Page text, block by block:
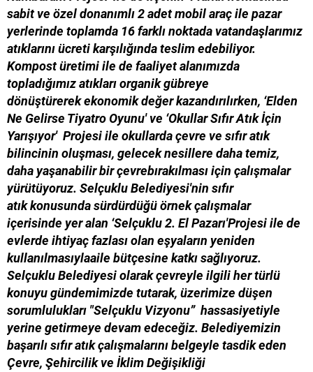
sabit ve özel donanımlı 2 adet mobil araç ile pazar
yerlerinde toplamda 16 farklı noktada vatandaşlarımız
atıklarını ücreti karşılığında teslim edebiliyor.
Kompost üretimi ile de faaliyet alanımızda
topladığımız atıkları organik gübreye
dönüştürerek ekonomik değer kazandırılırken, ‘Elden
Ne Gelirse Tiyatro Oyunu' ve ‘Okullar Sıfır Atık İçin
Yarışıyor' Projesi ile okullarda çevre ve sıfır atık
bilincinin oluşması, gelecek nesillere daha temiz,
daha yaşanabilir bir çevrebırakılması için çalışmalar
yürütüyoruz. Selçuklu Belediyesi'nin sıfır
atık konusunda sürdürdüğü örnek çalışmalar
içerisinde yer alan ‘Selçuklu 2. El Pazarı'Projesi ile de
evlerde ihtiyaç fazlası olan eşyaların yeniden
kullanılmasıylaaile bütçesine katkı sağlıyoruz.
Selçuklu Belediyesi olarak çevreyle ilgili her türlü
konuyu gündemimizde tutarak, üzerimize düşen
sorumlulukları "Selçuklu Vizyonu” hassasiyetiyle
yerine getirmeye devam edeceğiz. Belediyemizin
başarılı sıfır atık çalışmalarını belgeyle tasdik eden
Çevre, Şehircilik ve İklim Değişikliği